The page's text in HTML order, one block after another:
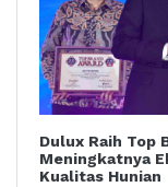
Dulux Raih Top
Meningkatnya
Kualitas Hunian